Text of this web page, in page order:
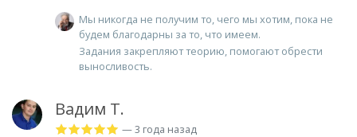
Мы никогда не получим то, чего мы хотим, пока не
будем благодарны за то, что имеем.
Задания закрепляют теорию, помогают обрести
выносливость.
Вадим Т.
— 3 года назад